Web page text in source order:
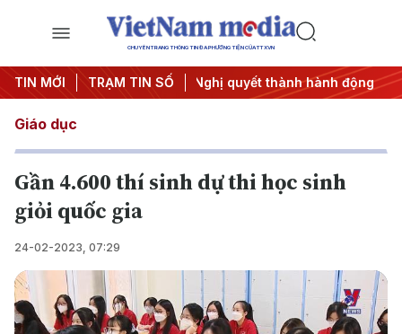
CHUYÊN TRANG THÔNG TIN ĐA PHƯƠNG TIỆN CỦA TTXVN
TIN MỚI TRẠM TIN SỐ
ương 3 #Đưa Nghị quyết thành hành động #Chiến
Giáo dục
Gần 4.600 thí sinh dự thi học sinh
giỏi quốc gia
24-02-2023, 07:29